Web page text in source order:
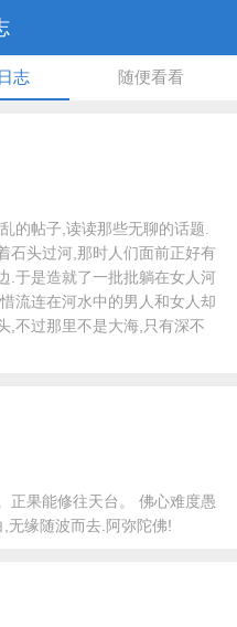
志 随便看看
的帖子,读读那些无聊的话题.
石头过河,那时人们面前正好有
.于是造就了一批批躺在女人河
流连在河水中的男人和女人却
,不过那里不是大海,只有深不
正果能修往天台。 佛心难度愚
无缘随波而去.阿弥陀佛!